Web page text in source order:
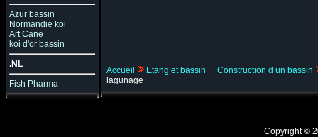
Azur bassin
Normandie koi
Art Cane
koi d'or bassin
.NL
Fish Pharma
Accueil Etang et bassin
Construction d un bassin
lagunage
Copyright ©